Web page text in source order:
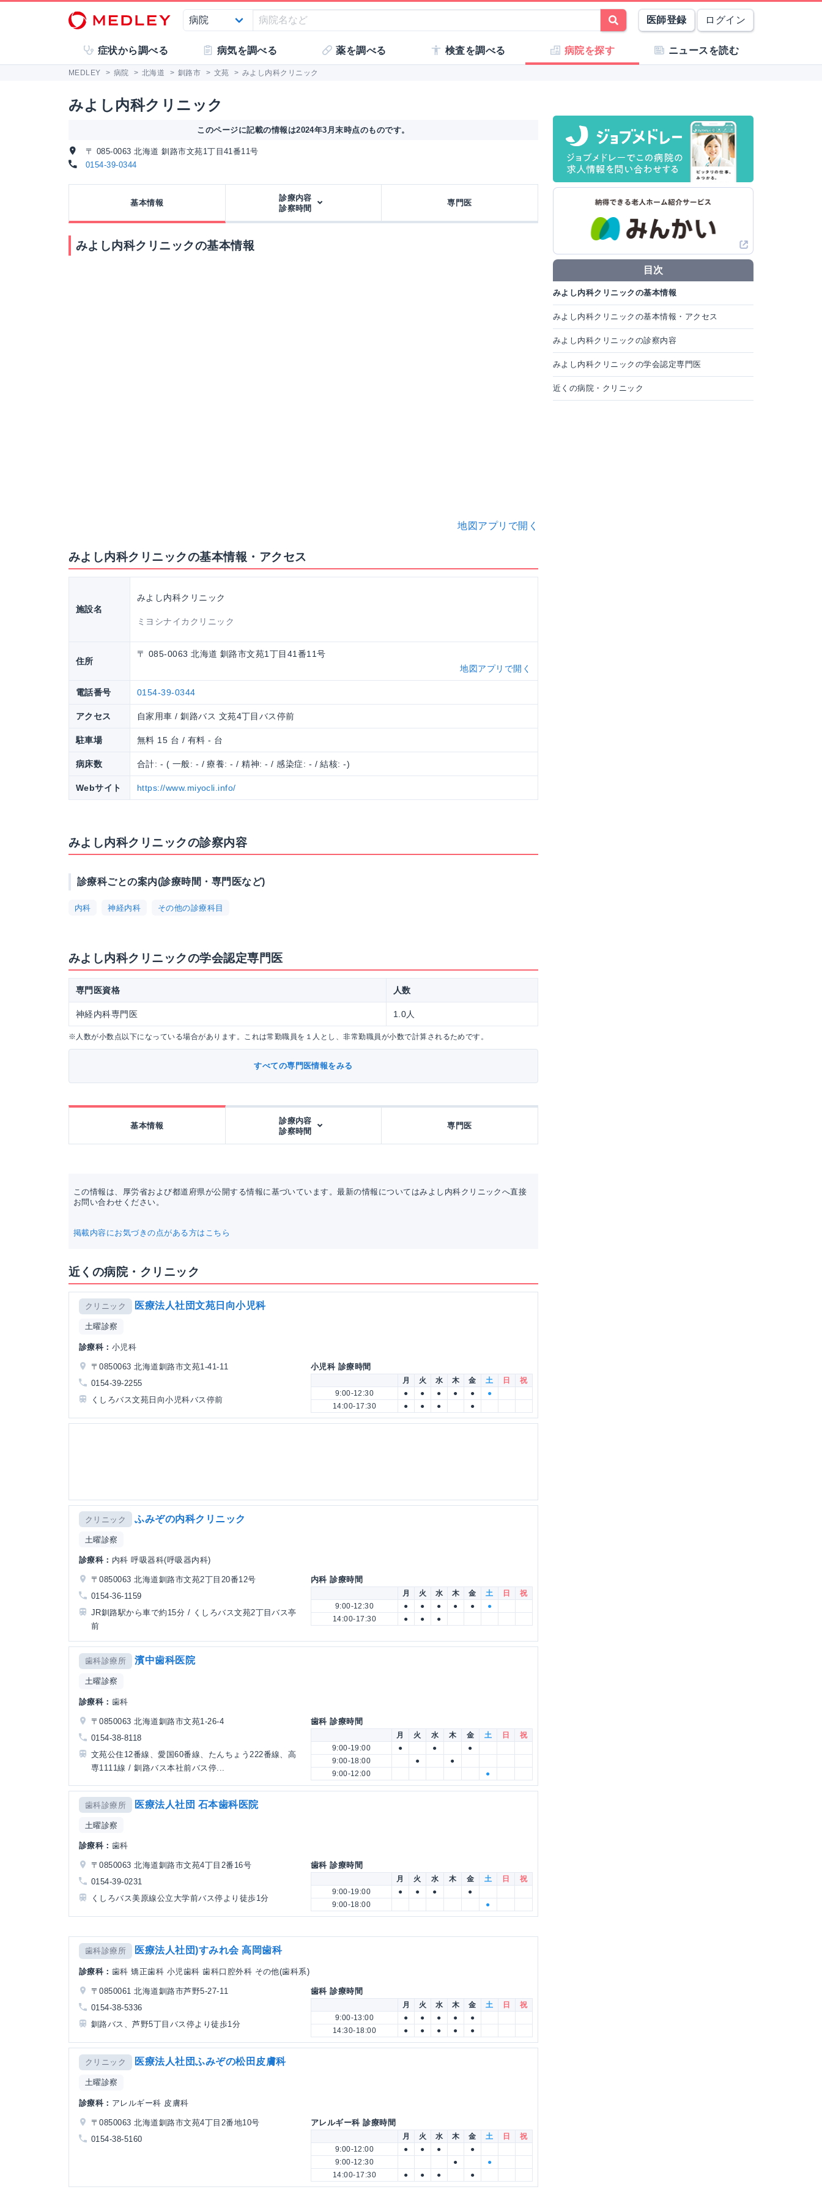
医師登録 ログイン
症状から調べる 病気を調べる 薬を調べる 検査を調べる 病院を探す ニュースを読む
MEDLEY > 病院 > 北海道 > 釧路市 > 文苑 > みよし内科クリニック
みよし内科クリニック
このページに記載の情報は2024年3月末時点のものです。
〒 085-0063 北海道 釧路市文苑1丁目41番11号
0154-39-0344
基本情報
診療内容
診察時間
専門医
みよし内科クリニックの基本情報
地図アプリで開く
みよし内科クリニックの基本情報・アクセス
施設名
みよし内科クリニック
ミヨシナイカクリニック
住所
〒 085-0063 北海道 釧路市文苑1丁目41番11号
地図アプリで開く
電話番号 0154-39-0344
アクセス 自家用車 / 釧路バス 文苑4丁目バス停前
駐車場 無料 15 台 / 有料 - 台
病床数 合計: - ( 一般: - / 療養: - / 精神: - / 感染症: - / 結核: -)
Webサイト https://www.miyocli.info/
みよし内科クリニックの診察内容
診療科ごとの案内(診療時間・専門医など)
内科 神経内科 その他の診療科目
みよし内科クリニックの学会認定専門医
専門医資格 人数
神経内科専門医 1.0人
※人数が小数点以下になっている場合があります。これは常勤職員を１人とし、非常勤職員が小数で計算されるためです。
すべての専門医情報をみる
基本情報
診療内容
診察時間
専門医
この情報は、厚労省および都道府県が公開する情報に基づいています。最新の情報についてはみよし内科クリニックへ直接
お問い合わせください。
掲載内容にお気づきの点がある方はこちら
近くの病院・クリニック
クリニック 医療法人社団文苑日向小児科
土曜診察
診療科： 小児科
〒0850063 北海道釧路市文苑1-41-11
0154-39-2255
くしろバス文苑日向小児科バス停前
小児科 診療時間
月 火 水 木 金 土 日
祝
9:00-12:30
● ● ● ● ●
●
14:00-17:30
● ● ● ●
クリニック ふみぞの内科クリニック
土曜診察
診療科： 内科 呼吸器科(呼吸器内科)
〒0850063 北海道釧路市文苑2丁目20番12号
0154-36-1159
JR釧路駅から車で約15分 / くしろバス文苑2丁目バス亭
前
内科 診療時間
月 火 水 木 金 土 日
祝
9:00-12:30
● ● ● ● ●
●
14:00-17:30
● ● ●
歯科診療所 濱中歯科医院
土曜診察
診療科： 歯科
〒0850063 北海道釧路市文苑1-26-4
0154-38-8118
文苑公住12番線、愛国60番線、たんちょう222番線、高
専1111線 / 釧路バス本社前バス停...
歯科 診療時間
月 火 水 木 金 土 日
祝
9:00-19:00
● ●
●
9:00-18:00
●
●
9:00-12:00
●
歯科診療所 医療法人社団 石本歯科医院
土曜診察
診療科： 歯科
〒0850063 北海道釧路市文苑4丁目2番16号
0154-39-0231
くしろバス美原線公立大学前バス停より徒歩1分
歯科 診療時間
月 火 水 木 金 土 日
祝
9:00-19:00
● ● ●
●
9:00-18:00
●
歯科診療所 医療法人社団)すみれ会 高岡歯科
診療科： 歯科 矯正歯科 小児歯科 歯科口腔外科 その他(歯科系)
〒0850061 北海道釧路市芦野5-27-11
0154-38-5336
釧路バス、芦野5丁目バス停より徒歩1分
歯科 診療時間
月 火 水 木 金 土 日
祝
9:00-13:00
● ● ● ●
●
14:30-18:00
● ● ● ● ●
クリニック 医療法人社団ふみぞの松田皮膚科
土曜診察
診療科： アレルギー科 皮膚科
〒0850063 北海道釧路市文苑4丁目2番地10号
0154-38-5160
アレルギー科 診療時間
月 火 水 木 金 土 日
祝
9:00-12:00
● ● ●
●
9:00-12:30
●
●
14:00-17:30
● ● ● ●
目次
みよし内科クリニックの基本情報
みよし内科クリニックの基本情報・アクセス
みよし内科クリニックの診察内容
みよし内科クリニックの学会認定専門医
近くの病院・クリニック